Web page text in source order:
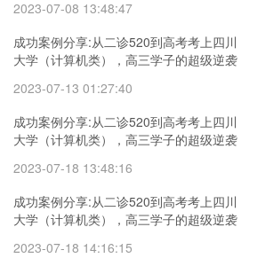
2023-07-08 13:48:47
成功案例分享:从二诊520到高考考上四川
大学（计算机类），高三学子的超级逆袭
2023-07-13 01:27:40
成功案例分享:从二诊520到高考考上四川
大学（计算机类），高三学子的超级逆袭
2023-07-18 13:48:16
成功案例分享:从二诊520到高考考上四川
大学（计算机类），高三学子的超级逆袭
2023-07-18 14:16:15